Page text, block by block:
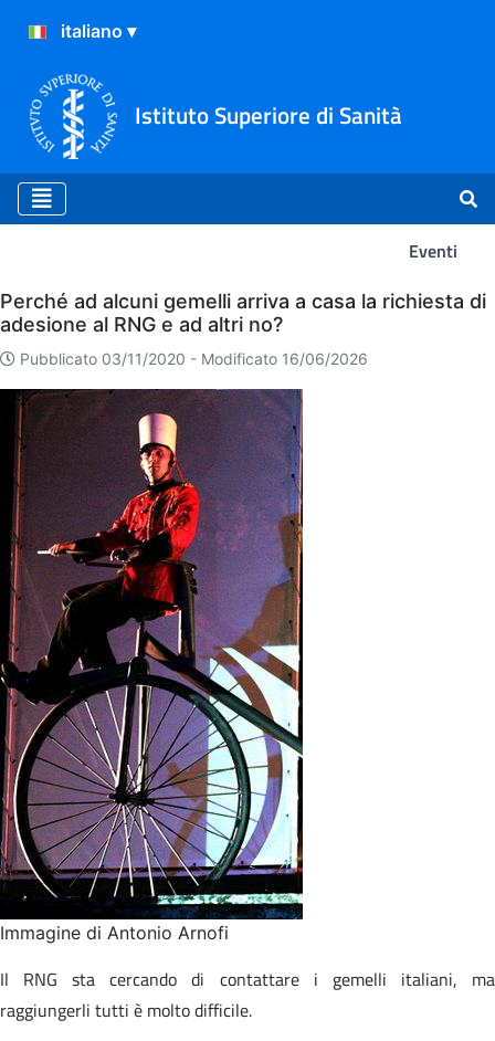
Istituto Superiore di Sanità
Eventi
Eventi
Perché ad alcuni gemelli arriva a casa la richiesta di
adesione al RNG e ad altri no?
Pubblicato 03/11/2020 - Modificato 16/06/2026
Immagine di Antonio Arnofi
Il RNG sta cercando di contattare i gemelli italiani, ma
raggiungerli tutti è molto difficile.